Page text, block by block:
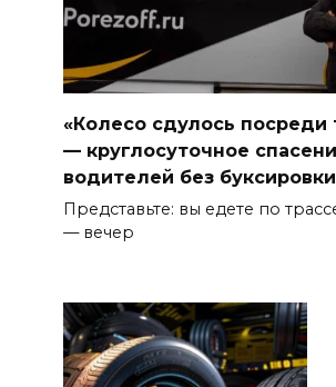
«Колесо сдулось посреди
— круглосуточное
водителей без буксировки
Представьте: вы едете по
— вечер